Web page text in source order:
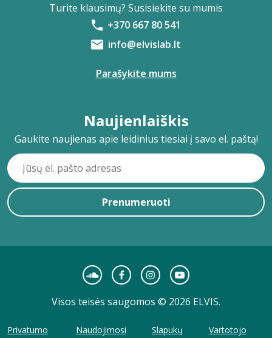
Turite klausimų? Susisiekite su mumis
+370 667 80 541
info@elvislab.lt
Parašykite mums
Naujienlaiškis
Gaukite naujienas apie leidinius tiesiai į savo el. paštą!
Prenumeruoti
Visos teisės saugomos © 2026 ELVIS.
Privatumo
Naudojimosi
Slapukų
Vartotojo